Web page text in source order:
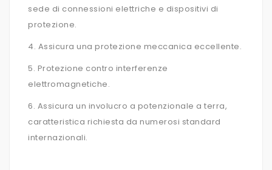
sede di connessioni elettriche e dispositivi di
protezione.
4. Assicura una protezione meccanica eccellente.
5. Protezione contro interferenze
elettromagnetiche.
6. Assicura un involucro a potenzionale a terra,
caratteristica richiesta da numerosi standard
internazionali.